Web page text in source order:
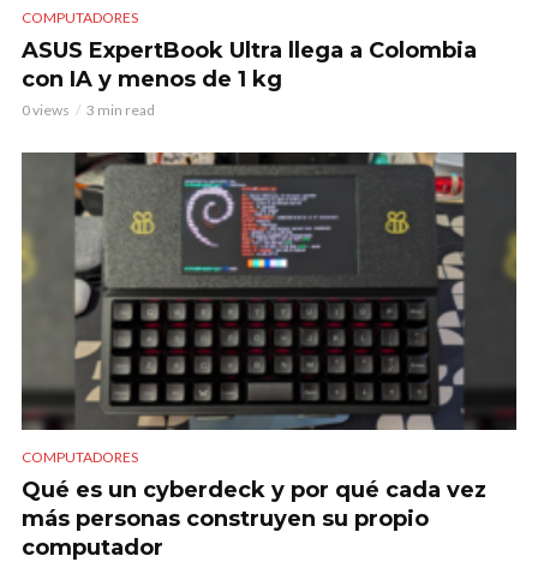
COMPUTADORES
ASUS ExpertBook Ultra llega a Colombia
con IA y menos de 1 kg
0 views 3 min read
COMPUTADORES
Qué es un cyberdeck y por qué cada vez
más personas construyen su propio
computador